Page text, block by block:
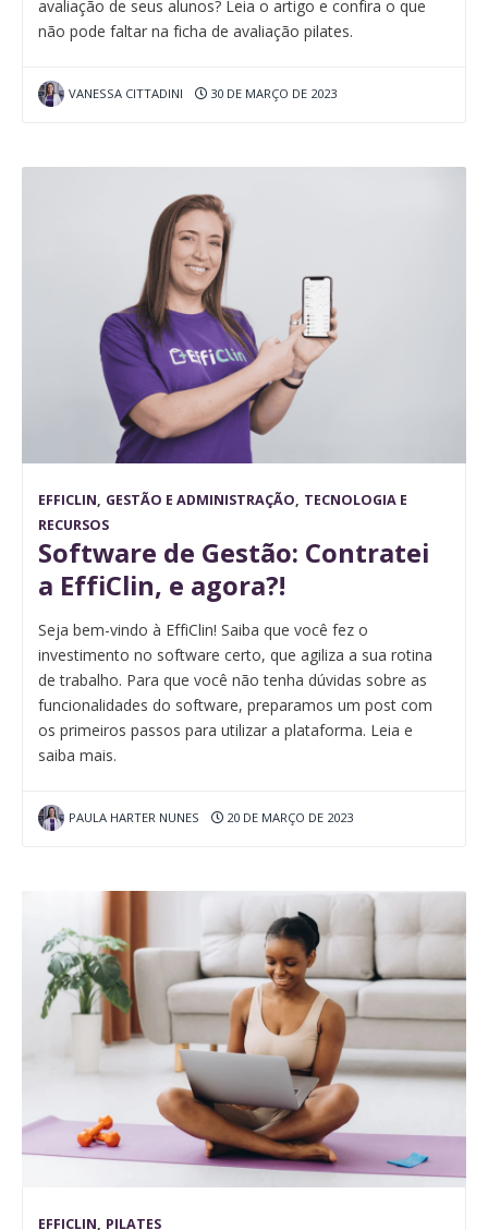
avaliação de seus alunos? Leia o artigo e confira o que
não pode faltar na ficha de avaliação pilates.
VANESSA CITTADINI 30 DE MARÇO DE 2023
EFFICLIN, GESTÃO E ADMINISTRAÇÃO, TECNOLOGIA E
RECURSOS
Software de Gestão: Contratei
a EffiClin, e agora?!
Seja bem-vindo à EffiClin! Saiba que você fez o
investimento no software certo, que agiliza a sua rotina
de trabalho. Para que você não tenha dúvidas sobre as
funcionalidades do software, preparamos um post com
os primeiros passos para utilizar a plataforma. Leia e
saiba mais.
PAULA HARTER NUNES 20 DE MARÇO DE 2023
EFFICLIN, PILATES